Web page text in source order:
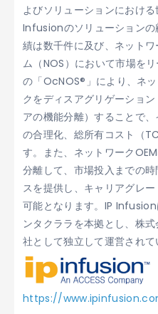
よびソリューションにおけ
Infusionのソリューションの
績は数千件に及び、ネット
ム（NOS）において市場を
の「OcNOS®」により、ネ
クをディスアグリゲーショ
アの機能分離）することで
の合理化、総所有コスト（
す。また、ネットワーク
分離して、市場投入までの
スを提供し、キャリアグレ
可能となります。IP
ンタクララを本拠とし、株
社として独立して運営されて
https://